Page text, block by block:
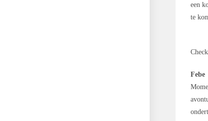
een
te
Febe